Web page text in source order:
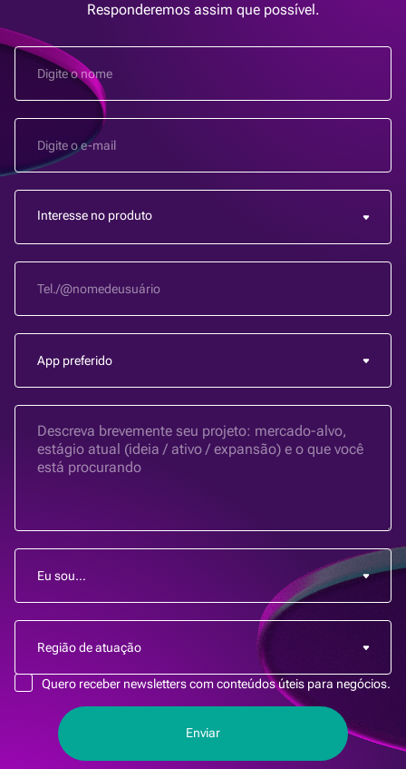
Responderemos assim que possível.
Interesse no produto
Quero receber newsletters com conteúdos úteis para negócios.